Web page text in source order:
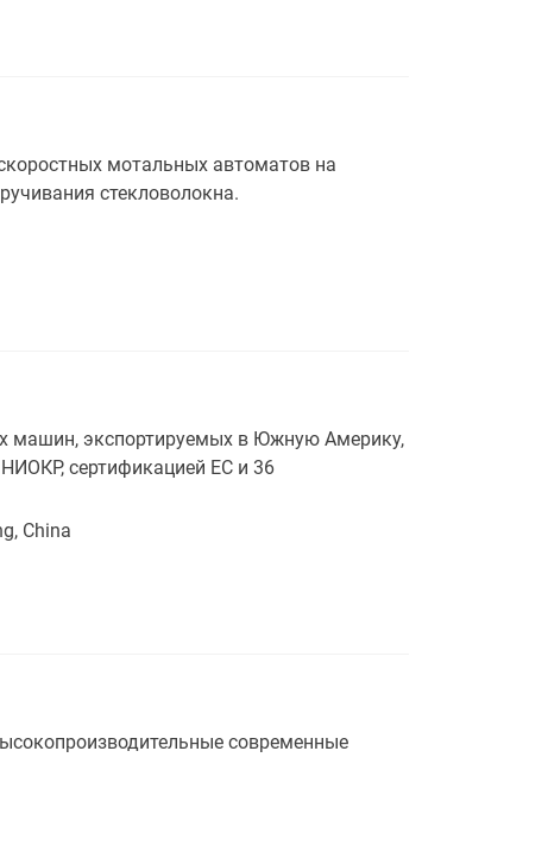
мотальных автоматов на
стекловолокна.
машин, экспортируемых в Южную Америку,
сертификацией ЕС и 36
China
современные